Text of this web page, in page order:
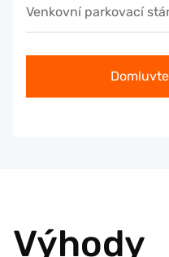
Venkovní parkovací
Výhody